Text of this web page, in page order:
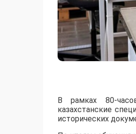
​В рамках 80-
казахстанские
исторических